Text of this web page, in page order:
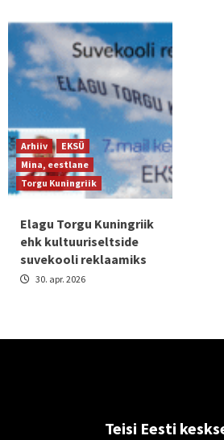
Arhiiv
EKSÜ
Mina, eestlane
Torgu Kuningriik
Elagu Torgu Kuningriik
ehk kultuuriseltside
suvekooli reklaamiks
30. apr. 2026
Teisi Eesti